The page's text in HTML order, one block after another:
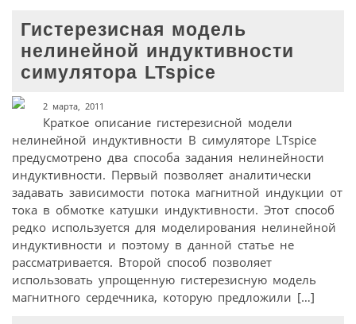
Гистерезисная модель
нелинейной индуктивности
симулятора LTspice
2 марта, 2011
Краткое описание гистерезисной модели
нелинейной индуктивности В симуляторе LTspice
предусмотрено два способа задания нелинейности
индуктивности. Первый позволяет аналитически
задавать зависимости потока магнитной индукции от
тока в обмотке катушки индуктивности. Этот способ
редко используется для моделирования нелинейной
индуктивности и поэтому в данной статье не
рассматривается. Второй способ позволяет
использовать упрощенную гистерезисную модель
магнитного сердечника, которую предложили […]